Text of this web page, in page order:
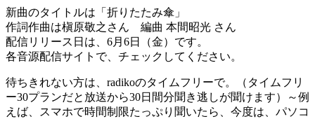
新曲のタイトルは「折りたたみ傘」
作詞作曲は槇原敬之さん 編曲 本間昭光 さん
配信リリース日は、6月6日（金）です。
各音源配信サイトで、チェックしてください。
待ちきれない方は、radikoのタイムフリーで。（タイムフリ
ー30プランだと放送から30日間分聞き逃しが聞けます）～例
えば、スマホで時間制限たっぷり聞いたら、今度は、パソコ